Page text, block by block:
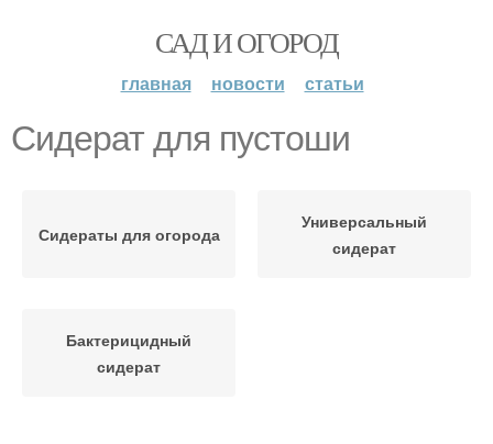
САД И ОГОРОД
главная новости статьи
Сидерат для пустоши
Сидераты для огорода
Универсальный
сидерат
Бактерицидный
сидерат